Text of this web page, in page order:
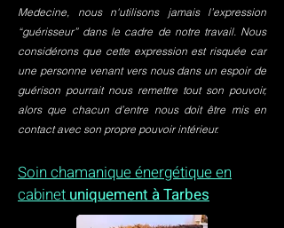
Medecine, nous n'utilisons jamais l’expression
“guérisseur” dans le cadre de notre travail. Nous
considérons que cette expression est risquée car
une personne venant vers nous dans un espoir de
guérison pourrait nous remettre tout son pouvoir,
alors que chacun d’entre nous doit être mis en
contact avec son propre pouvoir intérieur.
Soin chamanique énergétique en
cabinet uniquement à Tarbes